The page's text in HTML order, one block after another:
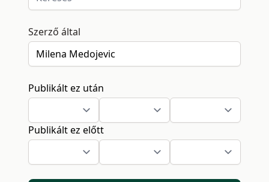
Szerző által
Publikált ez után
Publikált ez előtt